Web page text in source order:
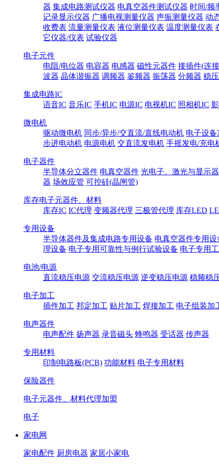
器 集成电路测试仪器 电真空器件测试仪器 时间/频
记录显示仪器 广播电视测量仪器 声振测量仪器 动
收费表 流量测量仪表 液位测量仪表 温度测量仪表
它仪器/仪表 试验仪器
电子元件
电阻/电位器 电容器 电感器 磁性元器件 接插件(连
波器 晶体谐振器 调频器 鉴频器 振荡器 分频器 稳
集成电路IC
语音IC 音乐IC 手机IC 电源IC 电视机IC 照相机IC
微电机
驱动微电机 同步/异步/交直流/直线电动机 电子设
步进电动机 电源电机 交直流发电机 手摇发电/充电
电子器件
半导体分立器件 电真空器件 光电子、激光与显示
器 场效应管 可控硅(晶闸管)
库存电子元器件、材料
库存IC IC代理 变频器代理 三极管代理 库存LED
专用设备
半导体器件及集成电路专用设备 电真空器件专用设
理设备 电子专用可靠性与例行试验设备 电子专用
电池/电源
直流稳压电源 交流稳压电源 逆变稳压电源 稳频稳
电子加工
插件加工 邦定加工 贴片加工 焊接加工 电子组装加
电声器件
电声配件 扬声器 录音磁头 蜂鸣器 受话器 传声器
专用材料
印制电路板(PCB) 功能材料 电子专用材料
保险器件
电子元器件、材料代理加盟
电子
家电网
家电配件 厨房电器 家居小家电